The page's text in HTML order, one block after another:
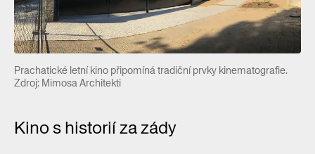
Prachatické letní kino připomíná tradiční prvky kinematografie.
Zdroj: Mimosa Architekti
Kino s historií za zády